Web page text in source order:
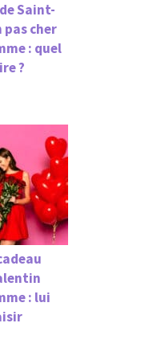
Saint-
cher
: quel
?
: lui